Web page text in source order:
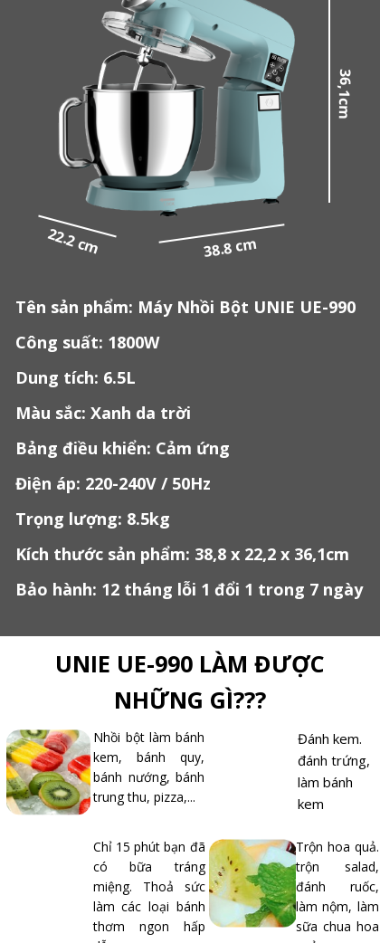
36,1cm
38.8 cm
22.2 cm
Tên sản phẩm: Máy Nhồi Bột UNIE UE-990
Công suất: 1800W
Dung tích: 6.5L
Màu sắc: Xanh da trời
Bảng điều khiển: Cảm ứng
Điện áp: 220-240V / 50Hz
Trọng lượng: 8.5kg
Kích thước sản phẩm: 38,8 x 22,2 x 36,1cm
Bảo hành: 12 tháng lỗi 1 đổi 1 trong 7 ngày
UNIE UE-990 LÀM ĐƯỢC
NHỮNG GÌ???
Nhồi bột làm bánh
kem, bánh quy,
bánh nướng, bánh
trung thu, pizza,...
Trộn hoa quả.
trộn salad,
đánh ruốc,
làm nộm, làm
sữa chua hoa
Đánh kem.
đánh trứng,
làm bánh
kem
Chỉ 15 phút bạn đã
có bữa tráng
miệng. Thoả sức
làm các loại bánh
thơm ngon hấp